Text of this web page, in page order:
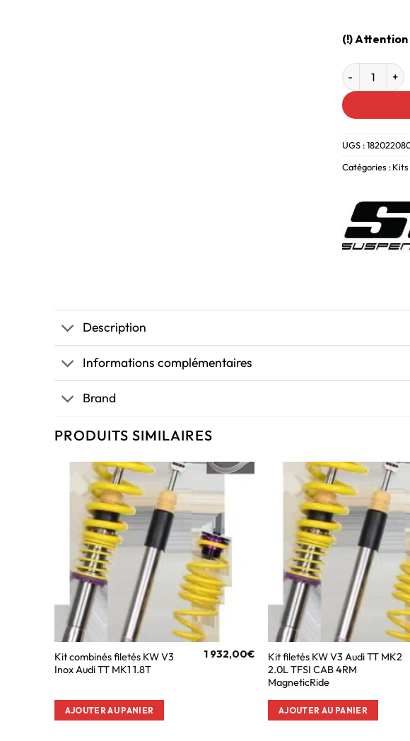
(!) Attention
UGS :
Catégories : Kits
Description
Informations complémentaires
Brand
PRODUITS SIMILAIRES
Kit combinés filetés KW V3
Inox Audi TT MK1 1.8T
1 932,00€
AJOUTER AU PANIER
Kit filetés KW V3 Audi TT MK2
2.0L TFSI CAB 4RM
MagneticRide
AJOUTER AU PANIER